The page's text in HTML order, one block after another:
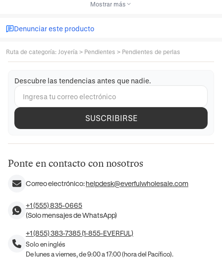
Mostrar más
Denunciar este producto
Ruta de categoría: Joyería > Pendientes > Pendientes de perlas
Descubre las tendencias antes que nadie.
SUSCRIBIRSE
Ponte en contacto con nosotros
Correo electrónico:helpdesk@everfulwholesale.com
+1 (555) 835-0665
(Solo mensajes de WhatsApp)
+1 (855) 383-7385 (1-855-EVERFUL)
Solo en inglés
De lunes a viernes, de 9:00 a 17:00 (hora del Pacífico).